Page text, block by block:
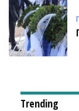
Trending